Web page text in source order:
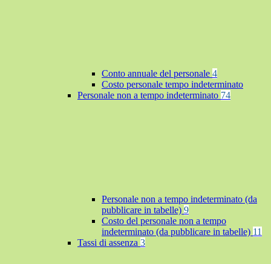
Conto annuale del personale 4
Costo personale tempo indeterminato
Personale non a tempo indeterminato 74
Personale non a tempo indeterminato (da
pubblicare in tabelle) 9
Costo del personale non a tempo
indeterminato (da pubblicare in tabelle) 11
Tassi di assenza 3